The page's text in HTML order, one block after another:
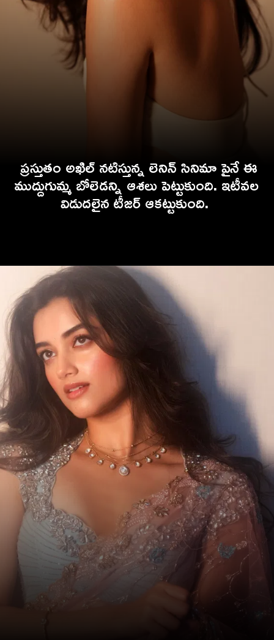
ప్రస్తుతం అఖిల్ నటిస్తున్న లెనిన్ సినిమా పైనే ఈ
ముద్దుగుమ్మ బోలెడన్ని ఆశలు పెట్టుకుంది. ఇటీవల
విడుదలైన టీజర్ ఆకట్టుకుంది.